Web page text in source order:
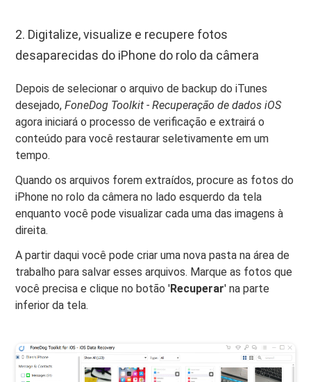
2. Digitalize, visualize e recupere fotos
desaparecidas do iPhone do rolo da câmera
Depois de selecionar o arquivo de backup do iTunes
desejado,FoneDog Toolkit - Recuperação de dados iOS
agora iniciará o processo de verificação e extrairá o
conteúdo para você restaurar seletivamente em um
tempo.
Quando os arquivos forem extraídos, procure as fotos do
iPhone no rolo da câmera no lado esquerdo da tela
enquanto você pode visualizar cada uma das imagens à
direita.
A partir daqui você pode criar uma nova pasta na área de
trabalho para salvar esses arquivos. Marque as fotos que
você precisa e clique no botão 'Recuperar' na parte
inferior da tela.